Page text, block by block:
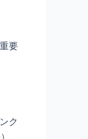
要
ク